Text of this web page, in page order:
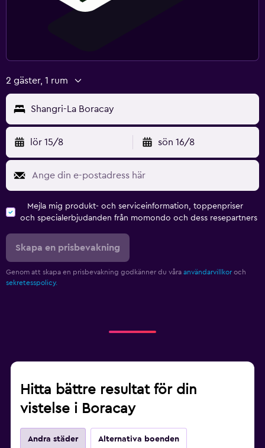
2 gäster, 1 rum
Shangri-La Boracay
lör 15/8 sön 16/8
Mejla mig produkt- och serviceinformation, toppenpriser
och specialerbjudanden från momondo och dess resepartners
Skapa en prisbevakning
Genom att skapa en prisbevakning godkänner du våra användarvillkor och
sekretesspolicy.
Hitta bättre resultat för din
vistelse i Boracay
Andra städer Alternativa boenden